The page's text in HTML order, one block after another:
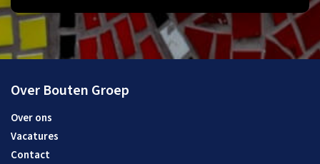
Over Bouten Groep
Over ons
Vacatures
Contact